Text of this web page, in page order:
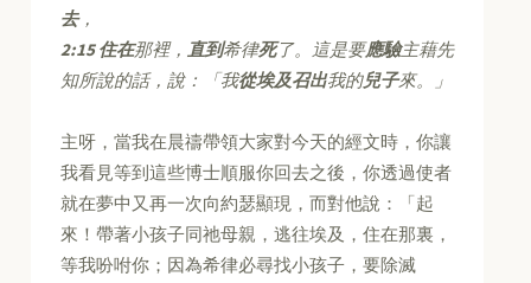
去，
2:15 住在那裡，直到希律死了。這是要應驗主藉先
知所說的話，說：「我從埃及召出我的兒子來。」
主呀，當我在晨禱帶領大家對今天的經文時，你讓
我看見等到這些博士順服你回去之後，你透過使者
就在夢中又再一次向約瑟顯現，而對他說：「起
來！帶著小孩子同祂母親，逃往埃及，住在那裏，
等我吩咐你；因為希律必尋找小孩子，要除滅